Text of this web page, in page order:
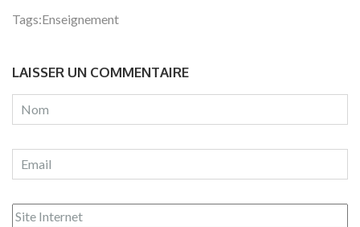
Tags:Enseignement
LAISSER UN COMMENTAIRE